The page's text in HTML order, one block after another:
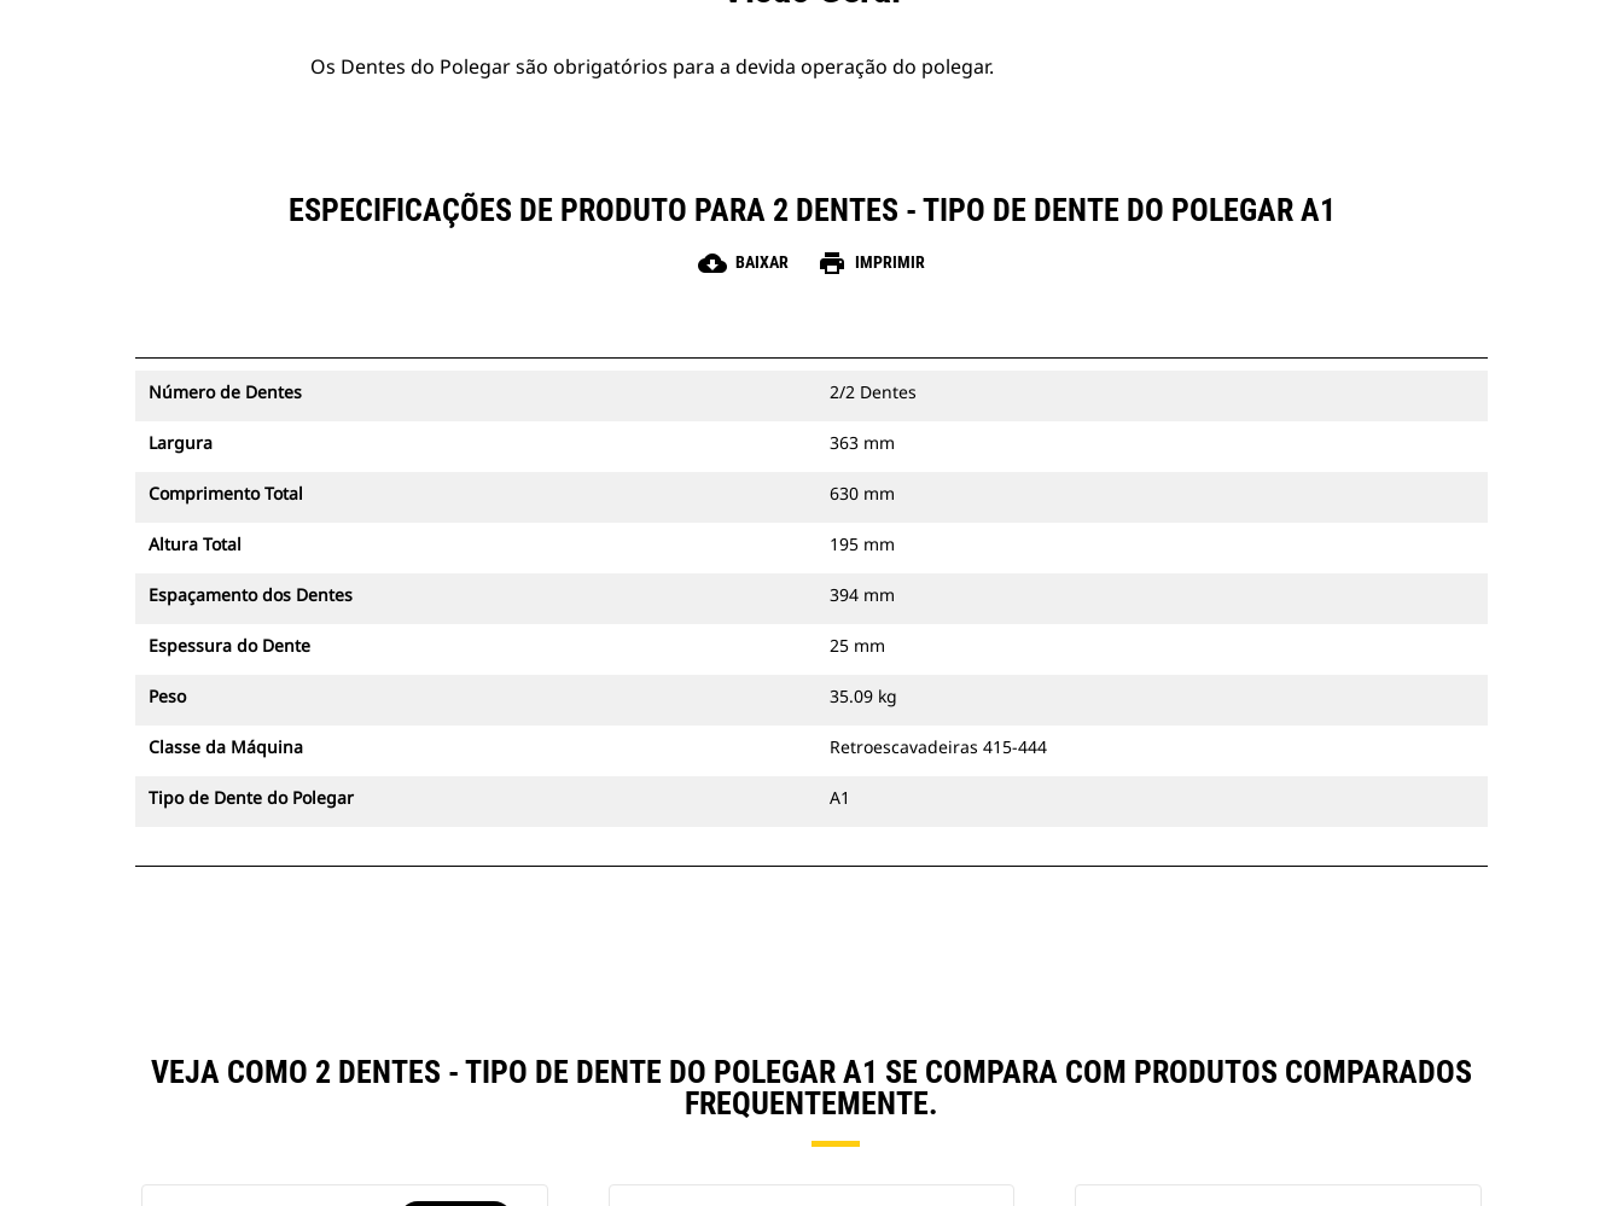
Os Dentes do Polegar são obrigatórios para a devida operação do polegar.
ESPECIFICAÇÕES DE PRODUTO PARA 2 DENTES - TIPO DE DENTE DO POLEGAR A1
cloud_download BAIXAR print IMPRIMIR
Número de Dentes 2/2 Dentes
Largura 363 mm
Comprimento Total 630 mm
Altura Total 195 mm
Espaçamento dos Dentes 394 mm
Espessura do Dente 25 mm
Peso 35.09 kg
Classe da Máquina Retroescavadeiras 415-444
Tipo de Dente do Polegar A1
VEJA COMO 2 DENTES - TIPO DE DENTE DO POLEGAR A1 SE COMPARA COM PRODUTOS COMPARADOS
FREQUENTEMENTE.